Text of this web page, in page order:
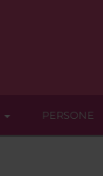
PERSONE